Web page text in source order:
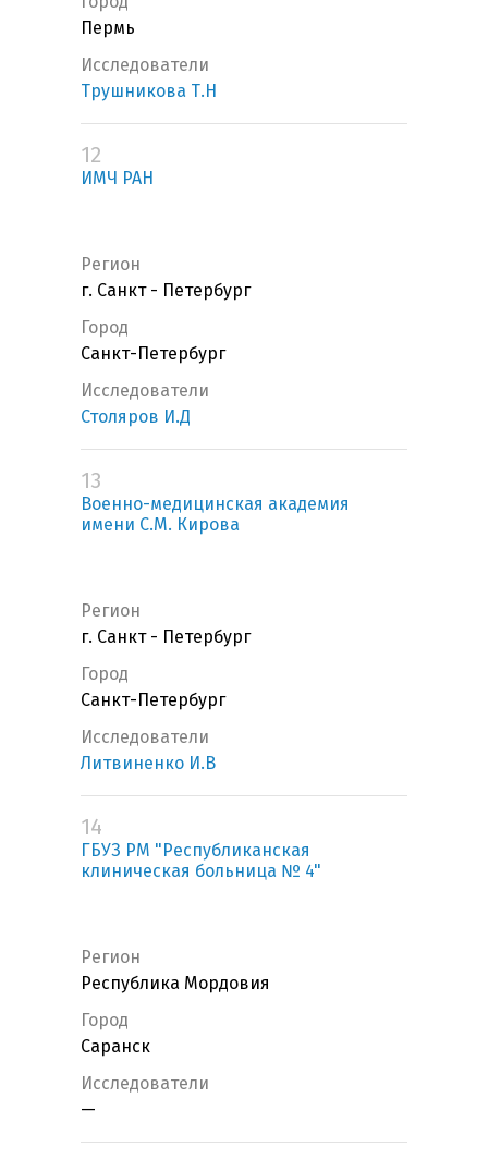
Пермь
Исследователи
Трушникова Т.Н
12
ИМЧ РАН
Регион
г. Санкт - Петербург
Город
Санкт-Петербург
Исследователи
Столяров И.Д
13
Военно-медицинская академия
имени С.М. Кирова
Регион
г. Санкт - Петербург
Город
Санкт-Петербург
Исследователи
Литвиненко И.В
14
ГБУЗ РМ "Республиканская
клиническая больница № 4"
Регион
Республика Мордовия
Город
Саранск
Исследователи
—